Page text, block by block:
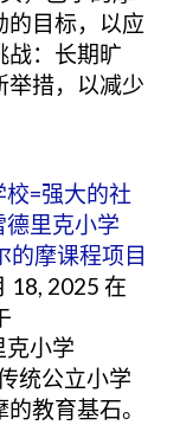
的目标，以应
战：长期旷
举措，以减少
校=强大的社
德里克小学
的摩课程项目
18, 2025 在
克小学
统公立小学
教育基石。